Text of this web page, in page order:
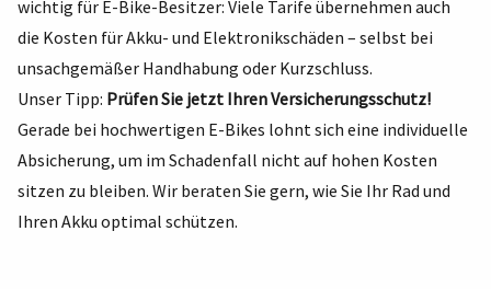
wichtig für E-Bike-Besitzer: Viele Tarife übernehmen auch
die Kosten für Akku- und Elektronikschäden – selbst bei
unsachgemäßer Handhabung oder Kurzschluss.
Unser Tipp: Prüfen Sie jetzt Ihren Versicherungsschutz!
Gerade bei hochwertigen E-Bikes lohnt sich eine individuelle
Absicherung, um im Schadenfall nicht auf hohen Kosten
sitzen zu bleiben. Wir beraten Sie gern, wie Sie Ihr Rad und
Ihren Akku optimal schützen.